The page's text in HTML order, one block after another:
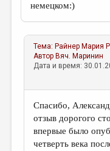
немецком:)
Тема: Райнер Мария
Автор Вяч. Маринин
Дата и время:
Спасибо,
отзыв дорогого
впервые было
четверть века